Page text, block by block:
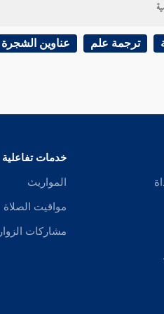
ترجمة علم عناوين الشجرة
خدمات تفاعلية
المواريث
مواقيت الصلاة
مشاركات الزوار